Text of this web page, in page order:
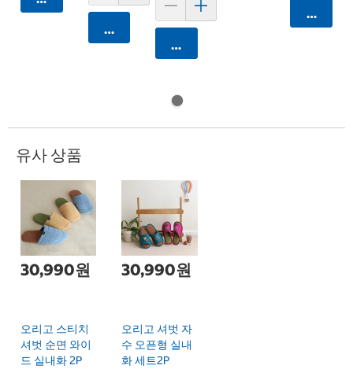
카트에 담기
카트에 담기
카트에
유사 상품
30,990원
오리고 스티치
셔벗 순면 와이
드 실내화 2P
30,990원
오리고 셔벗 자
수 오픈형 실내
화 세트2P